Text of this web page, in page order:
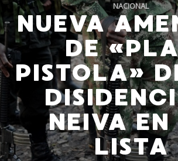
CANCIÓN ACTUAL
NACIONAL
NUEVA
DE
PISTOLA»
NEIVA
LISTA